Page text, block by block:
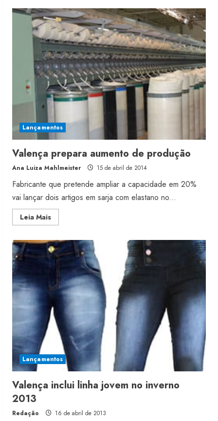
Lançamentos
Valença prepara aumento de produção
Ana Luiza Mahlmeister 15 de abril de 2014
Fabricante que pretende ampliar a capacidade em 20%
vai lançar dois artigos em sarja com elastano no...
Leia MaisRead
more
prepara
aumento
de
produção
Lançamentos
Valença inclui linha jovem no inverno
2013
Redação 16 de abril de 2013